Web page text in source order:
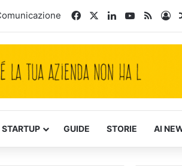
FacebookLinkedInYou Tube
RSS
GUIDE STORIE AI